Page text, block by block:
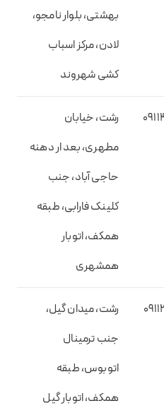
بهشتی، بلوار نامجو،
لادن، مرکز اسباب
کشی شهروند
رشت، خیابان
مطهری، بعد ار دهنه
حاجی آباد، جنب
کلینک فارابی، طبقه
همکف، اتوبار
همشهری
رشت، میدان گیل،
جنب ترمینال
اتوبوس، طبقه
همکف، اتوبار گیل